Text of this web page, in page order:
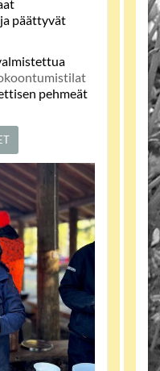
päättyvät
pehmeät